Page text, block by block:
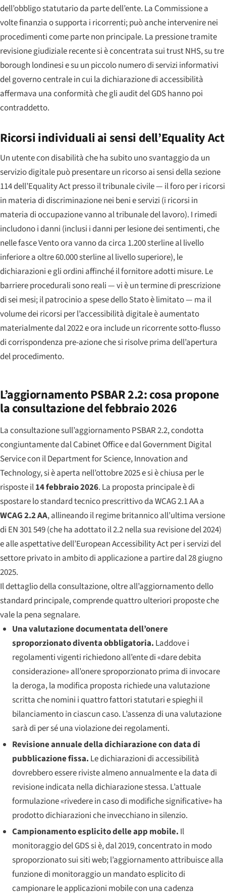
dell’obbligo statutario da parte dell’ente. La Commissione a
volte finanzia o supporta i ricorrenti; può anche intervenire nei
procedimenti come parte non principale. La pressione tramite
revisione giudiziale recente si è concentrata sui trust NHS, su tre
borough londinesi e su un piccolo numero di servizi informativi
del governo centrale in cui la dichiarazione di accessibilità
affermava una conformità che gli audit del GDS hanno poi
contraddetto.
Ricorsi individuali ai sensi dell’Equality Act
Un utente con disabilità che ha subito uno svantaggio da un
servizio digitale può presentare un ricorso ai sensi della sezione
114 dell’Equality Act presso il tribunale civile — il foro per i ricorsi
in materia di discriminazione nei beni e servizi (i ricorsi in
materia di occupazione vanno al tribunale del lavoro). I rimedi
includono i danni (inclusi i danni per lesione dei sentimenti, che
nelle fasce Vento ora vanno da circa 1.200 sterline al livello
inferiore a oltre 60.000 sterline al livello superiore), le
dichiarazioni e gli ordini affinché il fornitore adotti misure. Le
barriere procedurali sono reali — vi è un termine di prescrizione
di sei mesi; il patrocinio a spese dello Stato è limitato — ma il
volume dei ricorsi per l’accessibilità digitale è aumentato
materialmente dal 2022 e ora include un ricorrente sotto-flusso
di corrispondenza pre-azione che si risolve prima dell’apertura
del procedimento.
L’aggiornamento PSBAR 2.2: cosa propone
la consultazione del febbraio 2026
La consultazione sull’aggiornamento PSBAR 2.2, condotta
congiuntamente dal Cabinet Office e dal Government Digital
Service con il Department for Science, Innovation and
Technology, si è aperta nell’ottobre 2025 e si è chiusa per le
risposte il14 febbraio 2026. La proposta principale è di
spostare lo standard tecnico prescrittivo da WCAG 2.1 AA a
WCAG 2.2 AA, allineando il regime britannico all’ultima versione
di EN 301 549 (che ha adottato il 2.2 nella sua revisione del 2024)
e alle aspettative dell’European Accessibility Act per i servizi del
settore privato in ambito di applicazione a partire dal 28 giugno
2025.
Il dettaglio della consultazione, oltre all’aggiornamento dello
standard principale, comprende quattro ulteriori proposte che
vale la pena segnalare.
Una valutazione documentata dell’onere
sproporzionato diventa obbligatoria. Laddove i
regolamenti vigenti richiedono all’ente di «dare debita
considerazione» all’onere sproporzionato prima di invocare
la deroga, la modifica proposta richiede una valutazione
scritta che nomini i quattro fattori statutari e spieghi il
bilanciamento in ciascun caso. L’assenza di una valutazione
sarà di per sé una violazione dei regolamenti.
Revisione annuale della dichiarazione con data di
pubblicazione fissa. Le dichiarazioni di accessibilità
dovrebbero essere riviste almeno annualmente e la data di
revisione indicata nella dichiarazione stessa. L’attuale
formulazione «rivedere in caso di modifiche significative» ha
prodotto dichiarazioni che invecchiano in silenzio.
Campionamento esplicito delle app mobile. Il
monitoraggio del GDS si è, dal 2019, concentrato in modo
sproporzionato sui siti web; l’aggiornamento attribuisce alla
funzione di monitoraggio un mandato esplicito di
campionare le applicazioni mobile con una cadenza